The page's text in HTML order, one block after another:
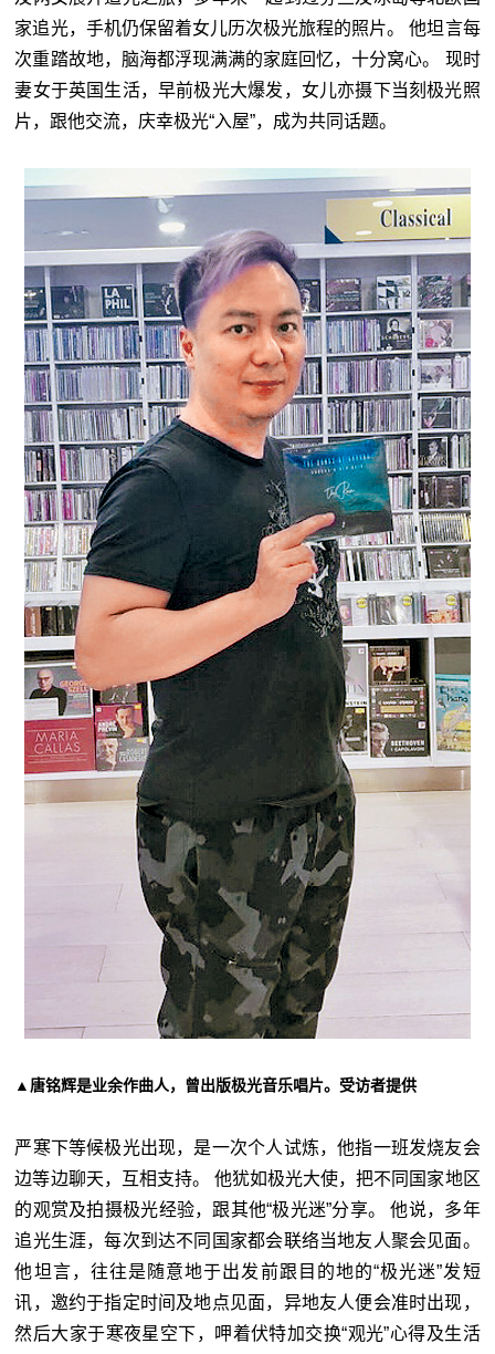
家追光，手机仍保留着女儿历次极光旅程的照片。 他坦言每
次重踏故地，脑海都浮现满满的家庭回忆，十分窝心。 现时
妻女于英国生活，早前极光大爆发，女儿亦摄下当刻极光照
片，跟他交流，庆幸极光“入屋”，成为共同话题。
▲唐铭辉是业余作曲人，曾出版极光音乐唱片。受访者提供
严寒下等候极光出现，是一次个人试炼，他指一班发烧友会
边等边聊天，互相支持。 他犹如极光大使，把不同国家地区
的观赏及拍摄极光经验，跟其他“极光迷”分享。 他说，多年
追光生涯，每次到达不同国家都会联络当地友人聚会见面。
他坦言，往往是随意地于出发前跟目的地的“极光迷”发短
讯，邀约于指定时间及地点见面，异地友人便会准时出现，
然后大家于寒夜星空下，呷着伏特加交换“观光”心得及生活